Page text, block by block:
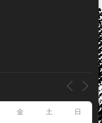
金 土 日